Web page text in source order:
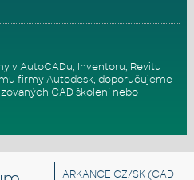
v AutoCADu, Inventoru, Revitu
firmy Autodesk, doporučujeme
CAD školenínebo
ARKANCE CZ/SK(CAD